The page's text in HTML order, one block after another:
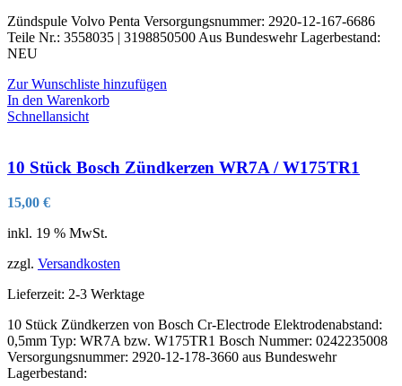
Zündspule Volvo Penta Versorgungsnummer: 2920-12-167-6686
Teile Nr.: 3558035 | 3198850500 Aus Bundeswehr Lagerbestand:
NEU
Zur Wunschliste hinzufügen
In den Warenkorb
Schnellansicht
10 Stück Bosch Zündkerzen WR7A / W175TR1
15,00 €
inkl. 19 % MwSt.
zzgl. Versandkosten
Lieferzeit: 2-3 Werktage
10 Stück Zündkerzen von Bosch Cr-Electrode Elektrodenabstand:
0,5mm Typ: WR7A bzw. W175TR1 Bosch Nummer: 0242235008
Versorgungsnummer: 2920-12-178-3660 aus Bundeswehr
Lagerbestand: